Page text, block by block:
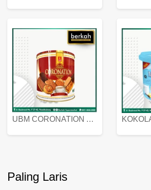
UBM CORONATION ASSORTED BISKUIT KALENG 450 GRAM
Paling Laris